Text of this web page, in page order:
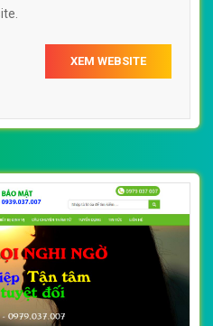
XEM WEBSITE